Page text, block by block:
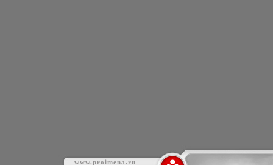
www.proimena.ru